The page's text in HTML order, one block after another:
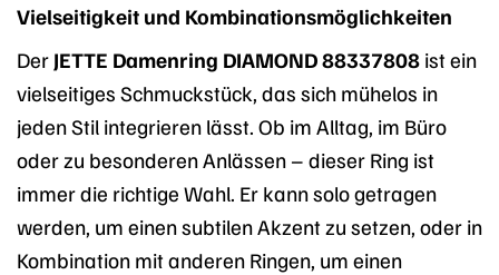
Vielseitigkeit und Kombinationsmöglichkeiten
Der JETTE Damenring DIAMOND 88337808 ist ein
vielseitiges Schmuckstück, das sich mühelos in
jeden Stil integrieren lässt. Ob im Alltag, im Büro
oder zu besonderen Anlässen – dieser Ring ist
immer die richtige Wahl. Er kann solo getragen
werden, um einen subtilen Akzent zu setzen, oder in
Kombination mit anderen Ringen, um einen